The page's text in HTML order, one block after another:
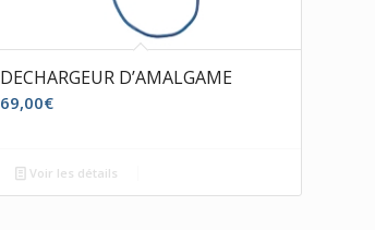
DECHARGEUR D’AMALGAME
69,00€
Voir les détails